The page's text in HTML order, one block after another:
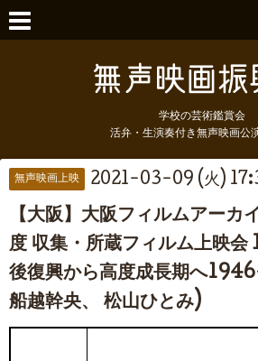
学校の芸術鑑賞会
活弁・生演奏付き無声映画公
無声映画上映 2021-03-09 (火)
【大阪】大阪フィルムアーカ
度 収集・所蔵フィルム上映会
後復興から高度成長期へ
船越幹央、 松山ひとみ)